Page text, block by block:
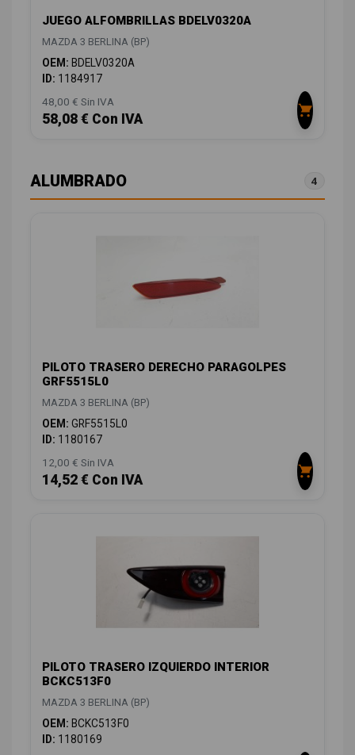
JUEGO ALFOMBRILLAS BDELV0320A
MAZDA 3 BERLINA (BP)
OEM: BDELV0320A
ID: 1184917
48,00 € Sin IVA
58,08 € Con IVA
ALUMBRADO 4
PILOTO TRASERO DERECHO PARAGOLPES
GRF5515L0
MAZDA 3 BERLINA (BP)
OEM: GRF5515L0
ID: 1180167
12,00 € Sin IVA
14,52 € Con IVA
PILOTO TRASERO IZQUIERDO INTERIOR
BCKC513F0
MAZDA 3 BERLINA (BP)
OEM: BCKC513F0
ID: 1180169